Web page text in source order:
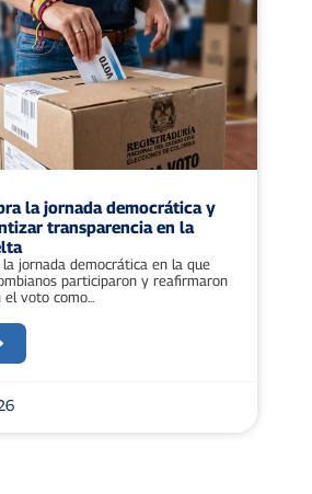
la jornada democrática y
transparencia en la
jornada democrática en la que
participaron y reafirmaron
voto como...